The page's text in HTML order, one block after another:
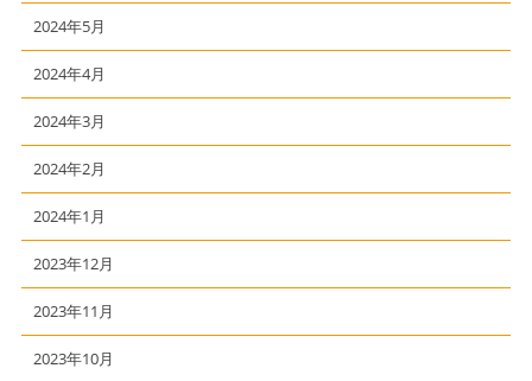
2024年5月
2024年4月
2024年3月
2024年2月
2024年1月
2023年12月
2023年11月
2023年10月